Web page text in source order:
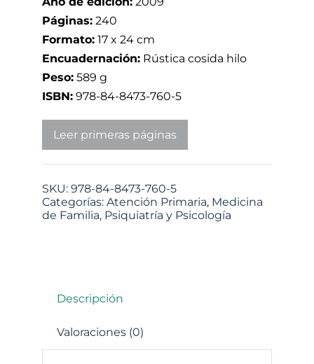
Páginas: 240
Formato: 17 x 24 cm
Encuadernación: Rústica cosida hilo
Peso: 589 g
ISBN: 978-84-8473-760-5
Leer primeras páginas
SKU: 978-84-8473-760-5
Categorías: Atención Primaria, Medicina
de Familia, Psiquiatría y Psicología
Descripción
Valoraciones (0)